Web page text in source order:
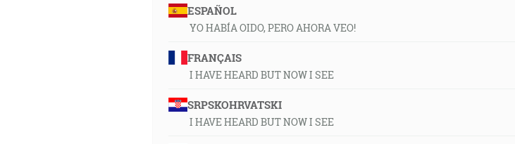
ESPAÑOL
YO HABÍA OIDO, PERO AHORA VEO!
FRANÇAIS
I HAVE HEARD BUT NOW I SEE
SRPSKOHRVATSKI
I HAVE HEARD BUT NOW I SEE